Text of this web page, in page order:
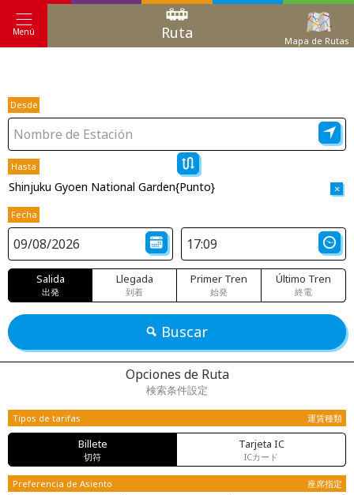
Menú Ruta Mapa de Rutas
Desde
Hasta
Shinjuku Gyoen National Garden{Punto} ×
Fecha
Salida
出発
Llegada
到着
Primer Tren
始発
Último Tren
終電
Buscar
Opciones de Ruta
検索条件設定
Tipos de tarifas 運賃種類
Billete
切符
Tarjeta IC
ICカード
Preferencia de Asiento 座席指定